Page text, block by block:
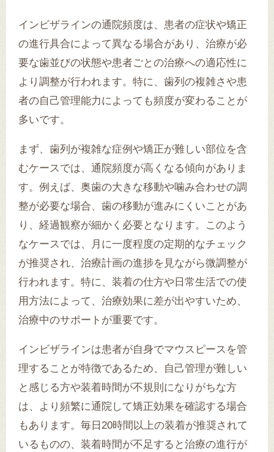
インビザラインの通院頻度は、患者の症状や矯正
の進行具合によって異なる場合があり、治療が必
要な歯並びの状態や患者ごとの治療への適応性に
より調整が行われます。特に、歯列の複雑さや患
者の自己管理能力によっても頻度が変わることが
多いです。
まず、歯列が複雑な症例や矯正が難しい部位を含
むケースでは、通院頻度が高くなる傾向がありま
す。例えば、奥歯の大きな移動や噛み合わせの調
整が必要な場合、歯の移動が進みにくいことがあ
り、経過観察が細かく必要となります。このよう
なケースでは、月に一度程度の定期的なチェック
が推奨され、治療計画の進捗を見ながら微調整が
行われます。特に、装着の仕方や日常生活での使
用方法によって、治療効果に差が出やすいため、
治療中のサポートが重要です。
インビザラインは患者が自身でマウスピースを管
理することが特徴であるため、自己管理が難しい
と感じる方や装着時間が不規則になりがちな方
は、より頻繁に通院して矯正効果を確認する場合
もあります。毎日20時間以上の装着が推奨されて
いるものの、装着時間が不足すると治療の進行が